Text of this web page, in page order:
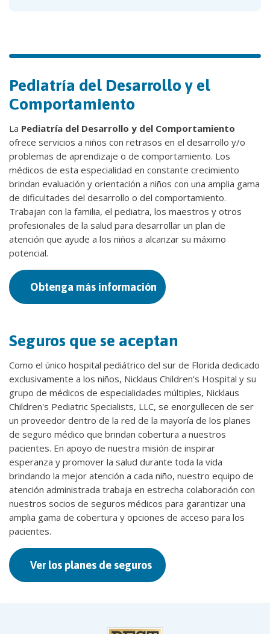
Pediatría del Desarrollo y el
Comportamiento
La Pediatría del Desarrollo y del Comportamiento
ofrece servicios a niños con retrasos en el desarrollo y/o
problemas de aprendizaje o de comportamiento. Los
médicos de esta especialidad en constante crecimiento
brindan evaluación y orientación a niños con una amplia gama
de dificultades del desarrollo o del comportamiento.
Trabajan con la familia, el pediatra, los maestros y otros
profesionales de la salud para desarrollar un plan de
atención que ayude a los niños a alcanzar su máximo
potencial.
Obtenga más información
Seguros que se aceptan
Como el único hospital pediátrico del sur de Florida dedicado
exclusivamente a los niños, Nicklaus Children's Hospital y su
grupo de médicos de especialidades múltiples, Nicklaus
Children's Pediatric Specialists, LLC, se enorgullecen de ser
un proveedor dentro de la red de la mayoría de los planes
de seguro médico que brindan cobertura a nuestros
pacientes. En apoyo de nuestra misión de inspirar
esperanza y promover la salud durante toda la vida
brindando la mejor atención a cada niño, nuestro equipo de
atención administrada trabaja en estrecha colaboración con
nuestros socios de seguros médicos para garantizar una
amplia gama de cobertura y opciones de acceso para los
pacientes.
Ver los planes de seguros